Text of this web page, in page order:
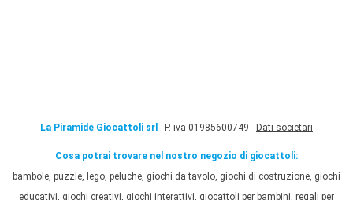
La Piramide Giocattoli srl - P. iva 01985600749 - Dati societari
Cosa potrai trovare nel nostro negozio di giocattoli:
bambole, puzzle, lego, peluche, giochi da tavolo, giochi di costruzione, giochi
educativi, giochi creativi, giochi interattivi, giocattoli per bambini, regali per